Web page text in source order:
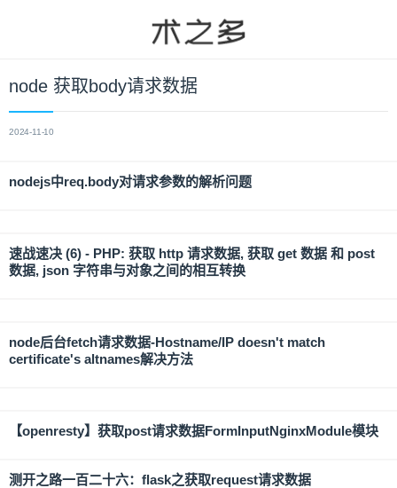
node 获取body请求数据
2024-11-10
nodejs中req.body对请求参数的解析问题
速战速决 (6) - PHP: 获取 http 请求数据, 获取 get 数据 和 post
数据, json 字符串与对象之间的相互转换
node后台fetch请求数据-Hostname/IP doesn't match
certificate's altnames解决方法
【openresty】获取post请求数据FormInputNginxModule模块
测开之路一百二十六：flask之获取request请求数据